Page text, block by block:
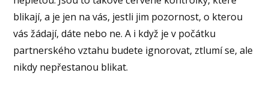
blikají, a je jen na vás, jestli jim pozornost, o kterou
vás žádají, dáte nebo ne. A i když je v počátku
partnerského vztahu budete ignorovat, ztlumí se, ale
nikdy nepřestanou blikat.